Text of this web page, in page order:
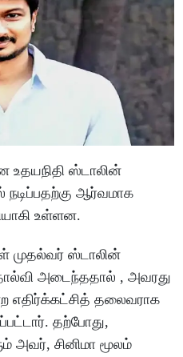
ஸ்டாலின்
நடிப்பதற்கு ஆர்வமாக
உள்ளன.
முதல்வர் ஸ்டாலின்
அடைந்ததால் , அவரது
எதிர்க்கட்சித் தலைவராக
தற்போது,
அவர், சினிமா மூலம்